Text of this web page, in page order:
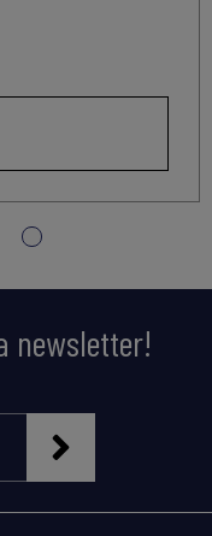
newsletter!